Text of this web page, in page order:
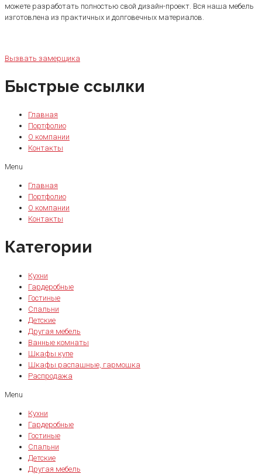
можете разработать полностью свой дизайн-проект. Вся наша мебель
изготовлена из практичных и долговечных материалов.
Вызвать замерщика
Быстрые ссылки
Главная
Портфолио
О компании
Контакты
Menu
Главная
Портфолио
О компании
Контакты
Категории
Кухни
Гардеробные
Гостиные
Спальни
Детские
Другая мебель
Ванные комнаты
Шкафы купе
Шкафы распашные, гармошка
Распродажа
Menu
Кухни
Гардеробные
Гостиные
Спальни
Детские
Другая мебель